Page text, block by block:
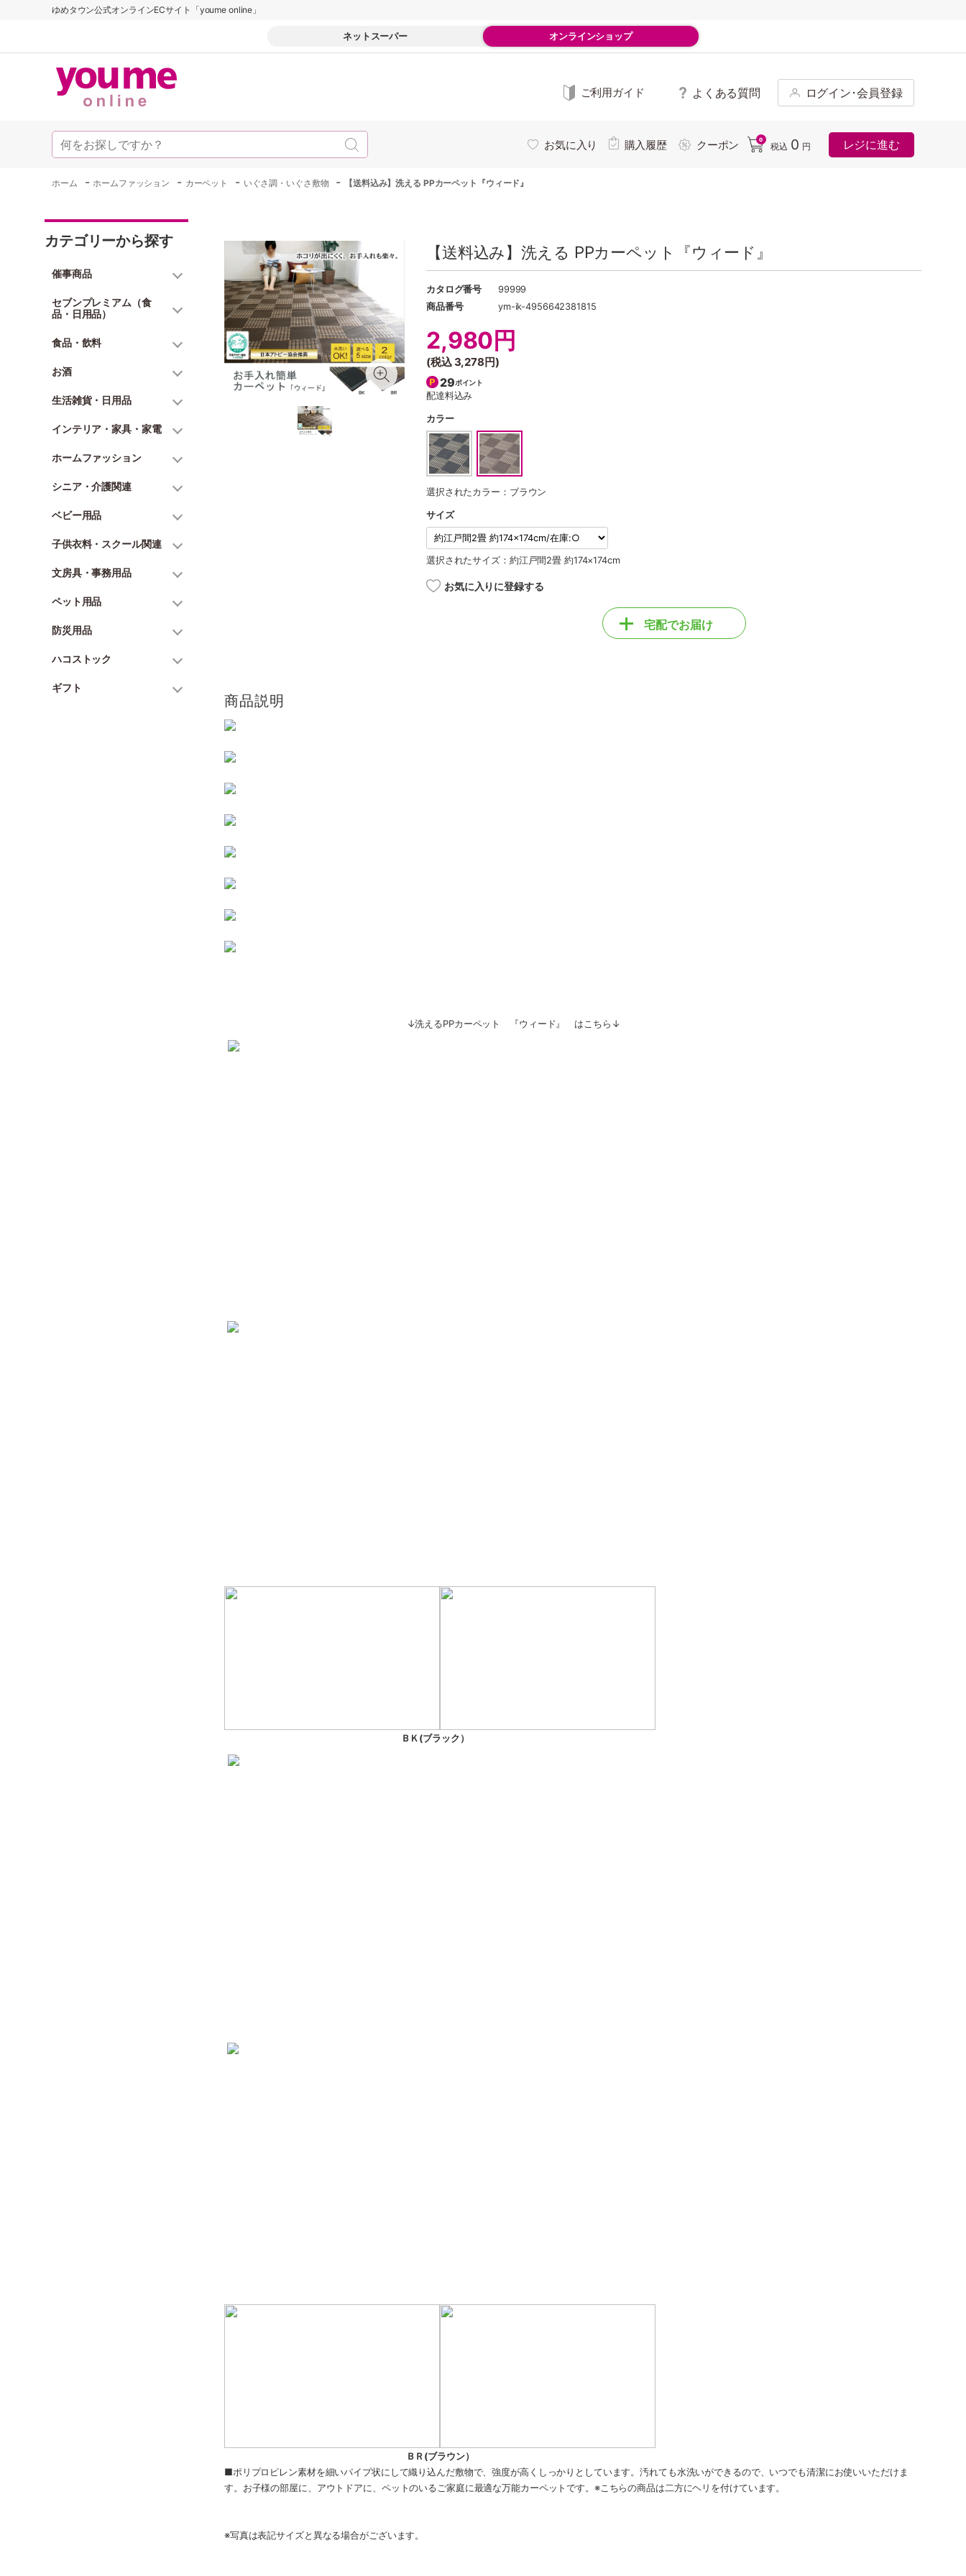
ゆめタウン公式オンラインECサイト「youme online」
ネットスーパー オンラインショップ
ご利用ガイド よくある質問 ログイン･会員登録
お気に入り 購入履歴 クーポン 0
税込 0 円 レジに進む
ホーム -ホームファッション - カーペット - いぐさ調・いぐさ敷物 - 【送料込み】洗える PPカーペット『ウィード』
カテゴリーから探す
催事商品
セブンプレミアム（食
品・日用品）
食品・飲料
お酒
生活雑貨・日用品
インテリア・家具・家電
ホームファッション
シニア・介護関連
ベビー用品
子供衣料・スクール関連
文房具・事務用品
ペット用品
防災用品
ハコストック
ギフト
【送料込み】洗える PPカーペット『ウィード』
カタログ番号
99999
商品番号
ym-ik-4956642381815
2,980円
(税込 3,278円)
29ポイント
配達料込み
カラー
選択されたカラー：ブラウン
サイズ
選択されたサイズ：約江戸間2畳 約174×174cm
お気に入りに登録する
宅配でお届け
商品説明
↓洗えるPPカーペット 『ウィード』 はこちら↓
ＢＫ(ブラック）
ＢＲ(ブラウン）
■ポリプロピレン素材を細いパイプ状にして織り込んだ敷物で、強度が高くしっかりとしています。汚れても水洗いができるので、いつでも清潔にお使いいただけま
す。お子様の部屋に、アウトドアに、ペットのいるご家庭に最適な万能カーペットです。※こちらの商品は二方にヘリを付けています。
※写真は表記サイズと異なる場合がございます。